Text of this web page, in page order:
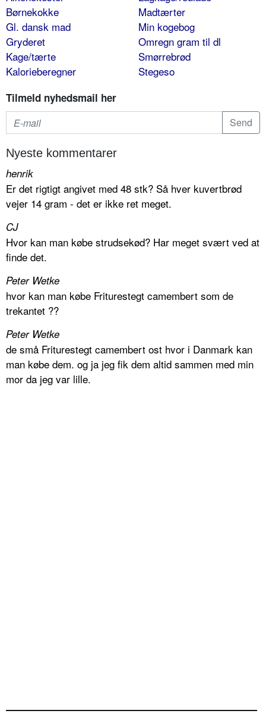
Børnekokke
Gl. dansk mad
Gryderet
Kage/tærte
Kalorieberegner
Madtærter
Min kogebog
Omregn gram til dl
Smørrebrød
Stegeso
Tilmeld nyhedsmail her
Nyeste kommentarer
henrik
Er det rigtigt angivet med 48 stk? Så hver kuvertbrød
vejer 14 gram - det er ikke ret meget.
CJ
Hvor kan man købe strudsekød? Har meget svært ved at
finde det.
Peter Wetke
hvor kan man købe Friturestegt camembert som de
trekantet ??
Peter Wetke
de små Friturestegt camembert ost hvor i Danmark kan
man købe dem. og ja jeg fik dem altid sammen med min
mor da jeg var lille.